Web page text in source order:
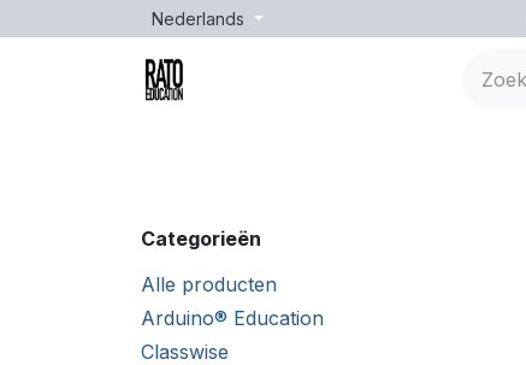
Overslaan naar inhoud
Nederlands
Categorieën
Alle producten
Arduino® Education
Classwise